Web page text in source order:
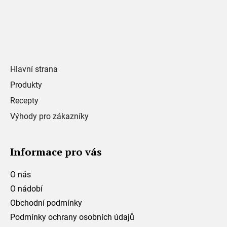
Hlavní strana
Produkty
Recepty
Výhody pro zákazníky
Informace pro vás
O nás
O nádobí
Obchodní podmínky
Podmínky ochrany osobních údajů